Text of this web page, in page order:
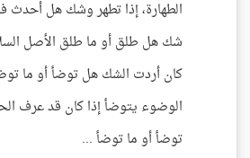
الطهارة، إذا تطهر وشك هل أحدث
شك هل طلق أو ما طلق الأصل
كان أردت الشك هل توضأ أو ما
الوضوء يتوضأ إذا كان قد عرف
توضأ أو ما توضأ ...